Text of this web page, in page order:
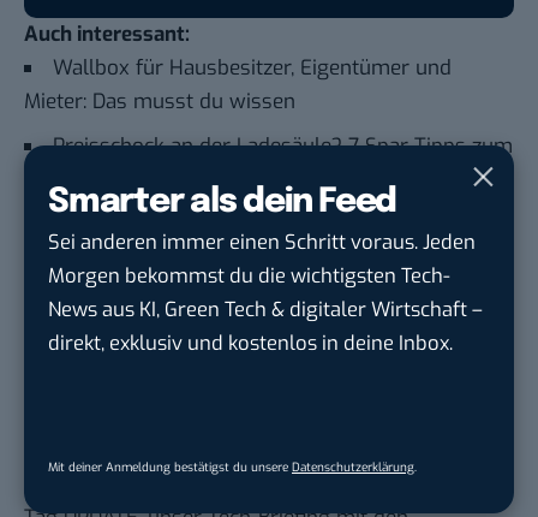
Smarter als dein Feed
Sei anderen immer einen Schritt voraus. Jeden
Morgen bekommst du die wichtigsten Tech-
News aus KI, Green Tech & digitaler Wirtschaft –
direkt, exklusiv und kostenlos in deine Inbox.
Mit deiner Anmeldung bestätigst du unsere Datenschutzerklärung
Auch interessant:
Wallbox für Hausbesitzer, Eigentümer und
Mieter: Das musst du wissen
Preisschock an der Ladesäule? 7 Spar-Tipps zum
Laden von E-Autos
brauchst, ist ein 3D-Drucker
Mieses Design: Das sind die hässlichsten
Elektroautos der Welt
geht? Über 12.000 smarte Leser bekommen jeden